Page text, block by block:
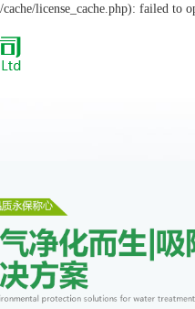
license_cache.php): failed